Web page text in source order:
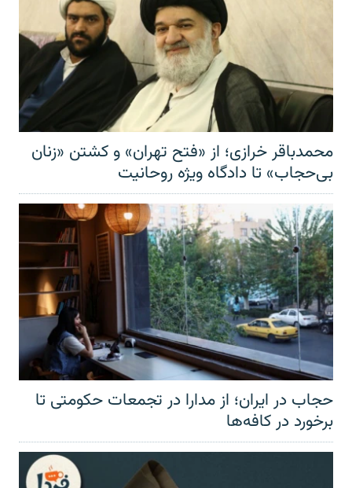
محمدباقر خرازی؛ از «فتح تهران» و کشتن «زنان
بی‌حجاب» تا دادگاه ویژه روحانیت
حجاب در ایران؛ از مدارا در تجمعات حکومتی تا
برخورد در کافه‌ها